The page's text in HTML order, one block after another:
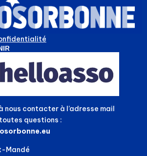
nous contacter à l’adresse mail
questions :
Mandé